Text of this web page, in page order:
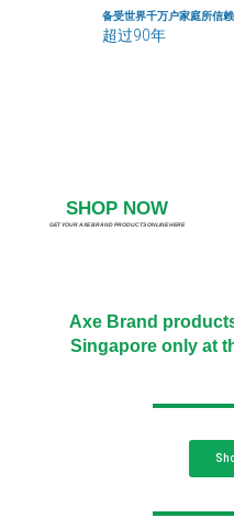
备受世界千万户家庭所信
超过90年
SHOP NOW
GET YOUR AXE BRAND PRODUCTS ONLINE HERE
Axe Brand
Singapore only at